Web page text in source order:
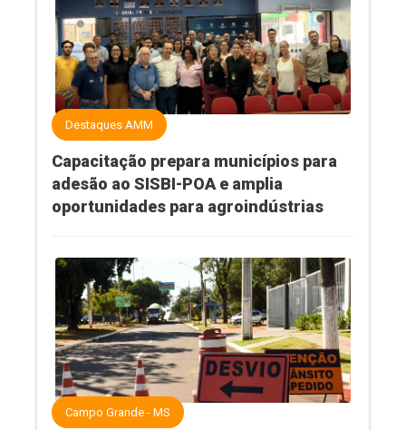
Destaques AMM
Capacitação prepara municípios para
adesão ao SISBI-POA e amplia
oportunidades para agroindústrias
Campo Grande - MS